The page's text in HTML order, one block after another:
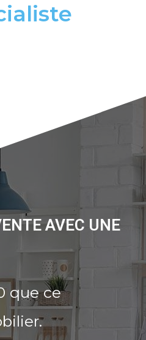
AVEC UNE
que ce